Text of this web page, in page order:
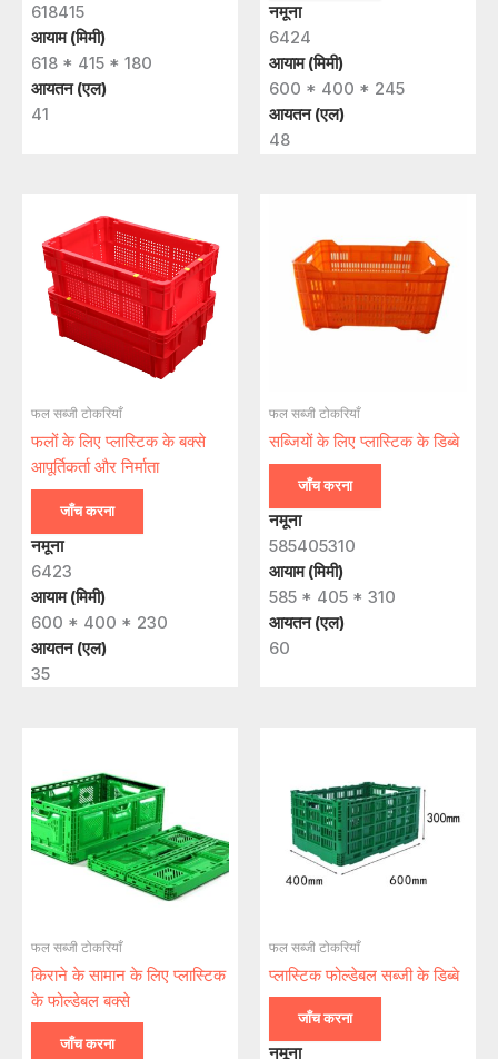
618415
आयाम (मिमी)
618 * 415 * 180
आयतन (एल)
41
नमूना
6424
आयाम (मिमी)
600 * 400 * 245
आयतन (एल)
48
फल सब्जी टोकरियाँ
फलों के लिए प्लास्टिक के बक्से
आपूर्तिकर्ता और निर्माता
जाँच करना
नमूना
6423
आयाम (मिमी)
600 * 400 * 230
आयतन (एल)
35
फल सब्जी टोकरियाँ
सब्जियों के लिए प्लास्टिक के डिब्बे
जाँच करना
नमूना
585405310
आयाम (मिमी)
585 * 405 * 310
आयतन (एल)
60
फल सब्जी टोकरियाँ
किराने के सामान के लिए प्लास्टिक
के फोल्डेबल बक्से
जाँच करना
फल सब्जी टोकरियाँ
प्लास्टिक फोल्डेबल सब्जी के डिब्बे​
जाँच करना
नमूना